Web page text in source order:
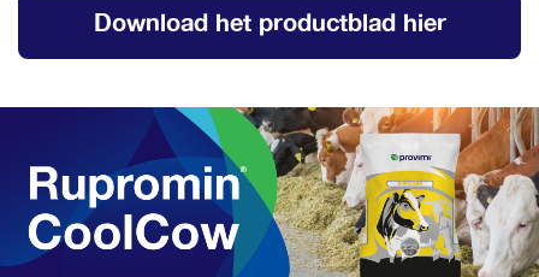
Download het productblad hier